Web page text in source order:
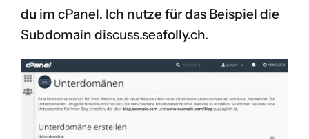
du im cPanel. Ich nutze für das Beispiel die
Subdomain discuss.seafolly.ch.